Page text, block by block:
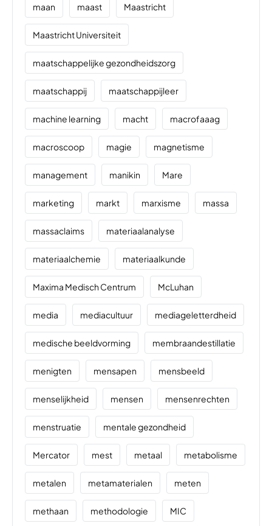
maan maast Maastricht
Maastricht Universiteit
maatschappelijke gezondheidszorg
maatschappij maatschappijleer
machine learning macht macrofaaag
macroscoop magie magnetisme
management manikin Mare
marketing markt marxisme massa
massaclaims materiaalanalyse
materiaalchemie materiaalkunde
Maxima Medisch Centrum McLuhan
media mediacultuur mediageletterdheid
medische beeldvorming membraandestillatie
menigten mensapen mensbeeld
menselijkheid mensen mensenrechten
menstruatie mentale gezondheid
Mercator mest metaal metabolisme
metalen metamaterialen meten
methaan methodologie MIC